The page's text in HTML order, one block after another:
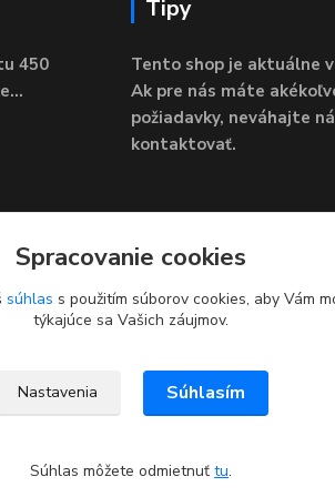
450
Tipy
Tento shop je aktuálne
Ak pre nás máte
požiadavky, neváhajte
kontaktovať.
Spracovanie cookies
súhlas s použitím súborov cookies, aby Vám
týkajúce sa Vašich záujmov.
Nastavenia Súhlasím
Súhlas môžete odmietnuť tu.